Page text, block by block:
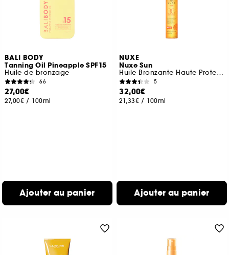
BALI BODY
Tanning Oil Pineapple SPF15
Huile de bronzage
66
27,00€
27,00€ / 100ml
Ajouter au panier
NUXE
Nuxe Sun
Huile Bronzante Haute Protection SPF30
5
32,00€
21,33€ / 100ml
Ajouter au panier